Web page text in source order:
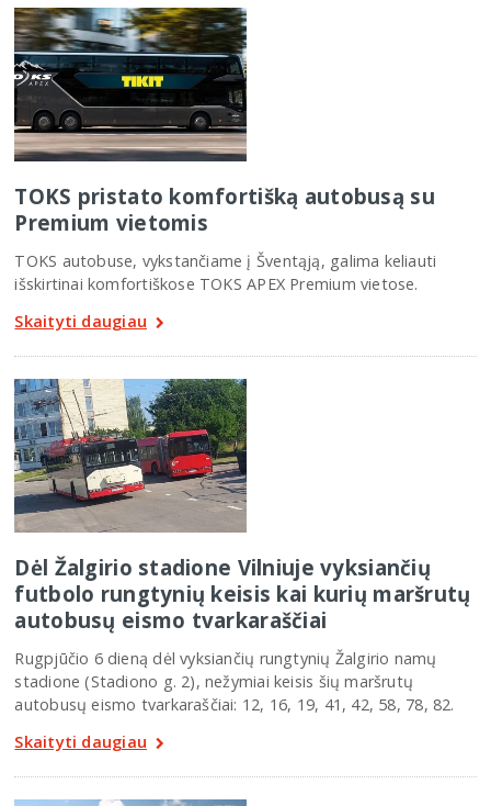
TOKS pristato komfortišką autobusą su
Premium vietomis
TOKS autobuse, vykstančiame į Šventąją, galima keliauti
išskirtinai komfortiškose TOKS APEX Premium vietose.
Skaityti daugiau
Dėl Žalgirio stadione Vilniuje vyksiančių
futbolo rungtynių keisis kai kurių maršrutų
autobusų eismo tvarkaraščiai
Rugpjūčio 6 dieną dėl vyksiančių rungtynių Žalgirio namų
stadione (Stadiono g. 2), nežymiai keisis šių maršrutų
autobusų eismo tvarkaraščiai: 12, 16, 19, 41, 42, 58, 78, 82.
Skaityti daugiau